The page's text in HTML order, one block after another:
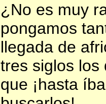
¿No es muy
pongamos
llegada de
tres siglos los
que ¡hasta